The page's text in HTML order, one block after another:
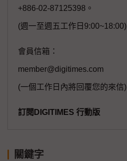
+886-02-87125398。
(週一至週五工作日9:00~18:00)
會員信箱：
member@digitimes.com
(一個工作日內將回覆您的來信)
訂閱DIGITIMES 行動版
關鍵字